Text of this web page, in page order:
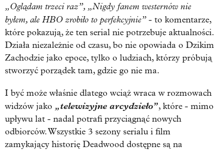
„Oglądam trzeci raz”, „Nigdy fanem westernów nie
byłem, ale HBO zrobiło to perfekcyjnie” - to komentarze,
które pokazują, że ten serial nie potrzebuje aktualności.
Działa niezależnie od czasu, bo nie opowiada o Dzikim
Zachodzie jako epoce, tylko o ludziach, którzy próbują
stworzyć porządek tam, gdzie go nie ma.
I być może właśnie dlatego wciąż wraca w rozmowach
widzów jako „telewizyjne arcydzieło”, które - mimo
upływu lat - nadal potrafi przyciągnąć nowych
odbiorców. Wszystkie 3 sezony serialu i film
zamykający historię Deadwood dostępne są na